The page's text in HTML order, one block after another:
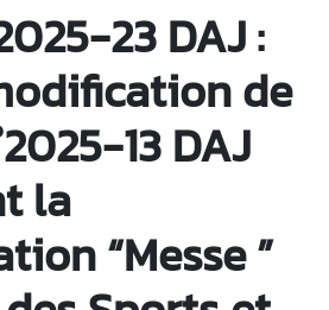
23 DAJ :
de
13 DAJ
la
“Messe ”